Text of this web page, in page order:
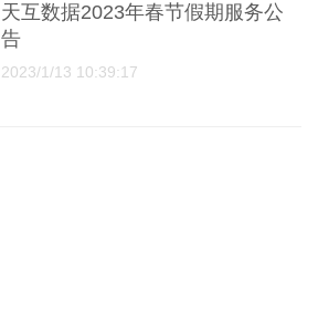
天互数据2023年春节假期服务公
告
2023/1/13 10:39:17